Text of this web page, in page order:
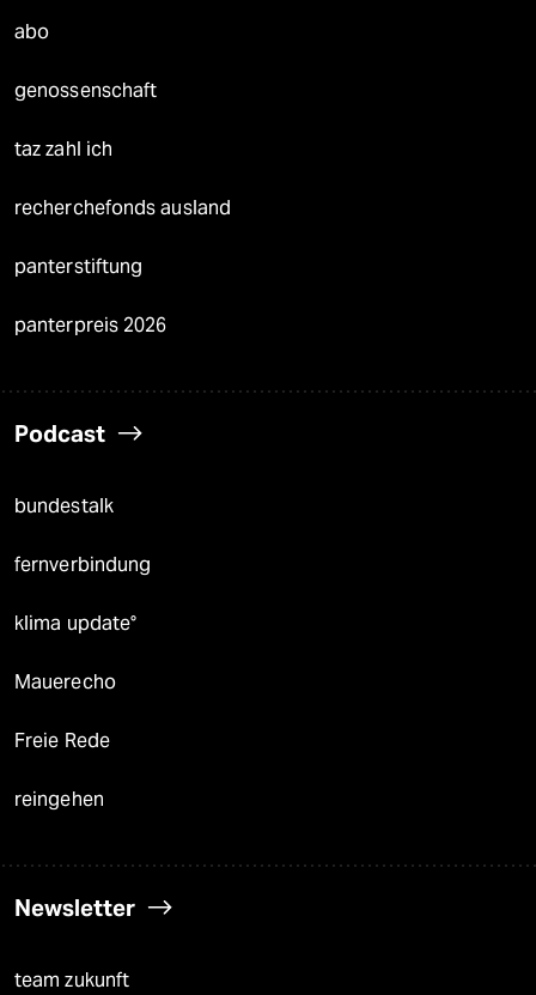
abo
genossenschaft
taz zahl ich
recherchefonds ausland
panterstiftung
panterpreis 2026
Podcast
bundestalk
fernverbindung
klima update°
Mauerecho
Freie Rede
reingehen
Newsletter
team zukunft